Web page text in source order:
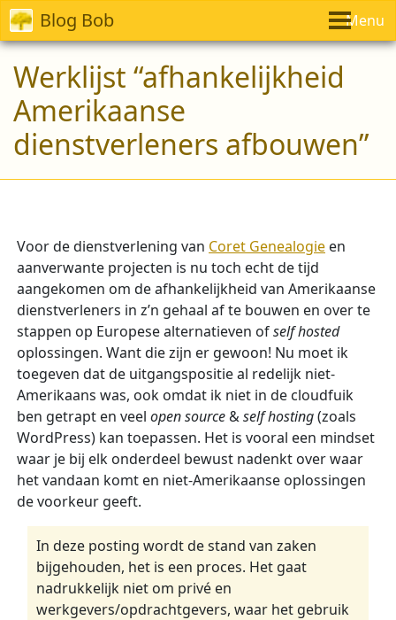
Blog Bob Menu
Werklijst “afhankelijkheid
Amerikaanse
dienstverleners afbouwen”
Voor de dienstverlening van Coret Genealogie en
aanverwante projecten is nu toch echt de tijd
aangekomen om de afhankelijkheid van Amerikaanse
dienstverleners in z’n gehaal af te bouwen en over te
stappen op Europese alternatieven ofself hosted
oplossingen. Want die zijn er gewoon! Nu moet ik
toegeven dat de uitgangspositie al redelijk niet-
Amerikaans was, ook omdat ik niet in de cloudfuik
ben getrapt en veel open source&self hosting(zoals
WordPress) kan toepassen. Het is vooral een mindset
waar je bij elk onderdeel bewust nadenkt over waar
het vandaan komt en niet-Amerikaanse oplossingen
de voorkeur geeft.
In deze posting wordt de stand van zaken
bijgehouden, het is een proces. Het gaat
nadrukkelijk niet om privé en
werkgevers/opdrachtgevers, waar het gebruik